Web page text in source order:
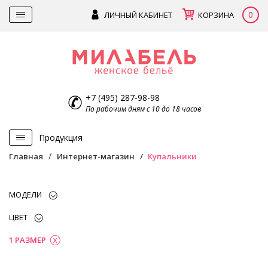
ЛИЧНЫЙ КАБИНЕТ КОРЗИНА 0
+7 (495) 287-98-98
По рабочим дням с 10 до 18 часов
Продукция
Главная Интернет-магазин Купальники
МОДЕЛИ
ЦВЕТ
1 РАЗМЕР